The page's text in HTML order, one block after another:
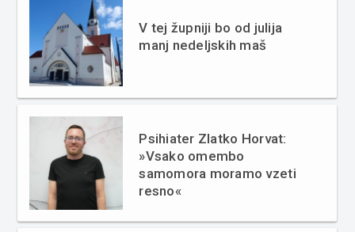
V tej župniji bo od julija
manj nedeljskih maš
Psihiater Zlatko Horvat:
»Vsako omembo
samomora moramo vzeti
resno«